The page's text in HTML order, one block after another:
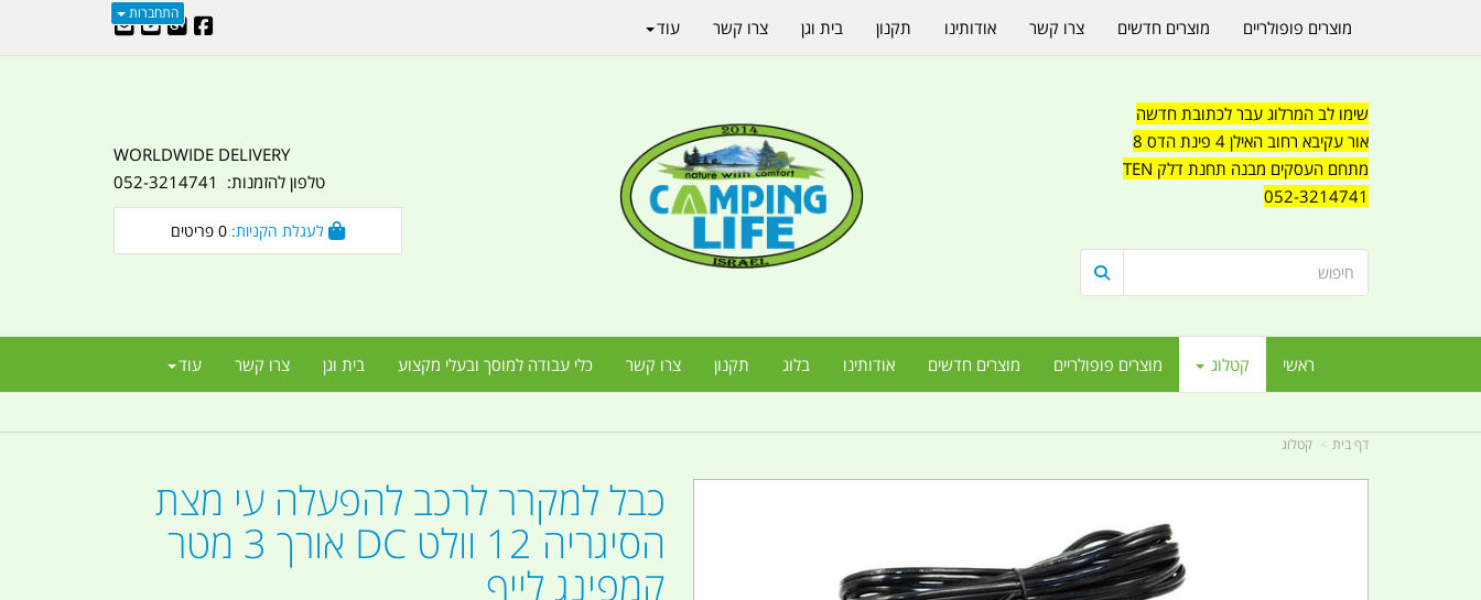
התחברות
שימו לב המרלוג עבר לכתובת חדשה
אור עקיבא רחוב האילן 4 פינת הדס 8
מתחם העסקים מבנה תחנת דלק TEN
052-3214741
WORLDWIDE DELIVERY
טלפון להזמנות: 052-3214741
0
ראשי קטלוג מוצרים פופולריים מוצרים חדשים אודותינו בלוג תקנון צרו קשר כלי עבודה למוסך ובעלי מקצוע בית וגן צרו קשר עוד
מוצרים פופולריים מוצרים חדשים צרו קשר אודותינו תקנון בית וגן צרו קשר עוד
דף בית קטלוג
כבל למקרר לרכב להפעלה עי מצת
הסיגריה 12 וולט DC אורך 3 מטר
קמפינג לייף